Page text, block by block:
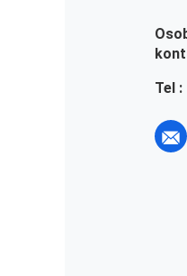
Tel :